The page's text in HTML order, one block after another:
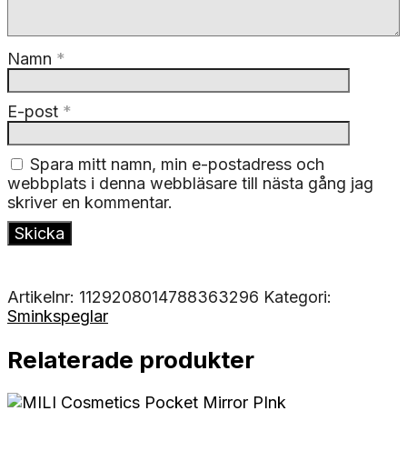
Namn *
E-post *
Spara mitt namn, min e-postadress och
webbplats i denna webbläsare till nästa gång jag
skriver en kommentar.
Artikelnr: 1129208014788363296 Kategori:
Sminkspeglar
Relaterade produkter